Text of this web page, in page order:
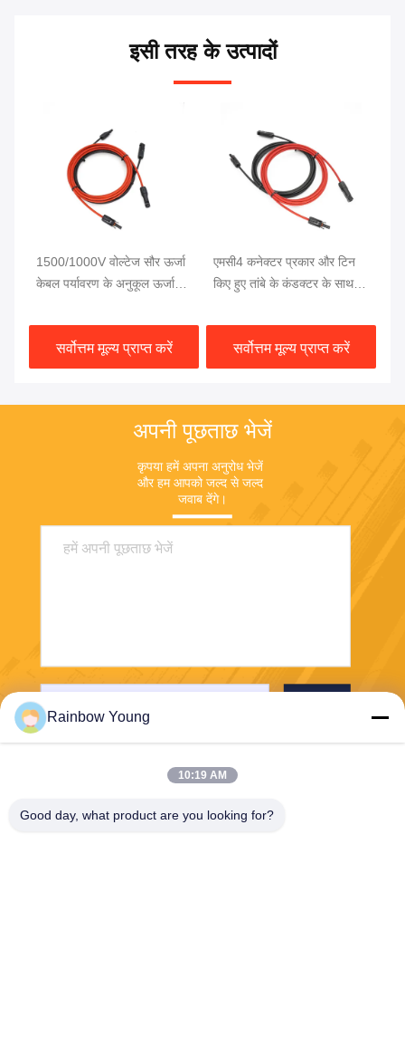
इसी तरह के उत्पादों
1500/1000V वोल्टेज सौर ऊर्जा
केबल पर्यावरण के अनुकूल ऊर्जा
सर्वोत्तम मूल्य प्राप्त करें
एमसी4 कनेक्टर प्रकार और टिन
किए हुए तांबे के कंडक्टर के साथ
सर्वोत्तम मूल्य प्राप्त करें
अपनी पूछताछ भेजें
कृपया हमें अपना अनुरोध भेजें
और हम आपको जल्द से जल्द
जवाब देंगे।
Rainbow Young
10:19 AM
Good day, what product are you looking for?